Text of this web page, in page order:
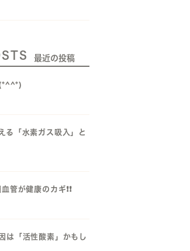
最近の投稿
る「水素ガス吸入」と
が健康のカギ❗️❗️
は「活性酸素」かもし